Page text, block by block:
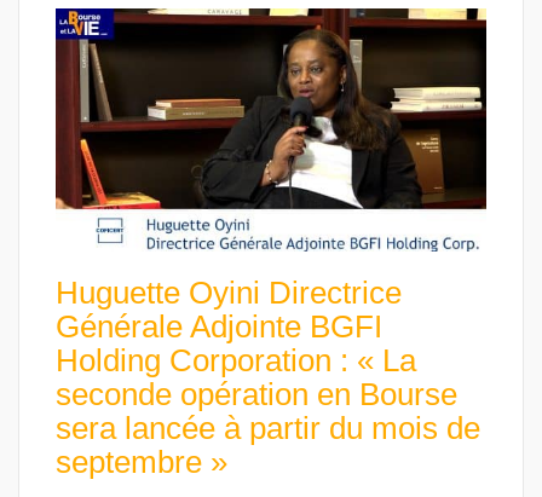
Huguette Oyini Directrice
Générale Adjointe BGFI
Holding Corporation : « La
seconde opération en Bourse
sera lancée à partir du mois de
septembre »